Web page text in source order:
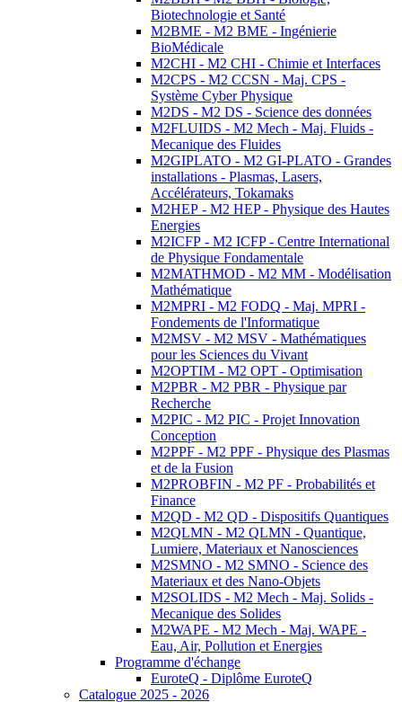
Biotechnologie et Santé
M2BME - M2 BME - Ingénierie
BioMédicale
M2CHI - M2 CHI - Chimie et Interfaces
M2CPS - M2 CCSN - Maj. CPS -
Système Cyber Physique
M2DS - M2 DS - Science des données
M2FLUIDS - M2 Mech - Maj. Fluids -
Mecanique des Fluides
M2GIPLATO - M2 GI-PLATO - Grandes
installations - Plasmas, Lasers,
Accélérateurs, Tokamaks
M2HEP - M2 HEP - Physique des Hautes
Energies
M2ICFP - M2 ICFP - Centre International
de Physique Fondamentale
M2MATHMOD - M2 MM - Modélisation
Mathématique
M2MPRI - M2 FODQ - Maj. MPRI -
Fondements de l'Informatique
M2MSV - M2 MSV - Mathématiques
pour les Sciences du Vivant
M2OPTIM - M2 OPT - Optimisation
M2PBR - M2 PBR - Physique par
Recherche
M2PIC - M2 PIC - Projet Innovation
Conception
M2PPF - M2 PPF - Physique des Plasmas
et de la Fusion
M2PROBFIN - M2 PF - Probabilités et
Finance
M2QD - M2 QD - Dispositifs Quantiques
M2QLMN - M2 QLMN - Quantique,
Lumiere, Materiaux et Nanosciences
M2SMNO - M2 SMNO - Science des
Materiaux et des Nano-Objets
M2SOLIDS - M2 Mech - Maj. Solids -
Mecanique des Solides
M2WAPE - M2 Mech - Maj. WAPE -
Eau, Air, Pollution et Energies
Programme d'échange
EuroteQ - Diplôme EuroteQ
Catalogue 2025 - 2026